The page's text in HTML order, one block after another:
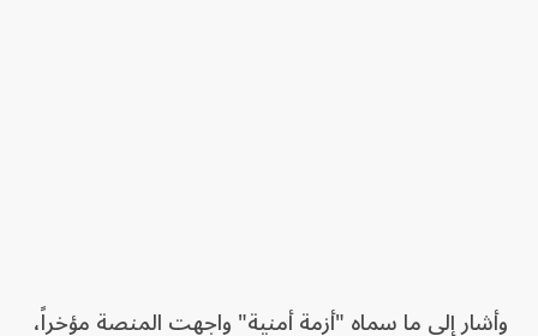
وأشار إلى ما سماه "أزمة أمنية" واجهت المنصة مؤخراً،